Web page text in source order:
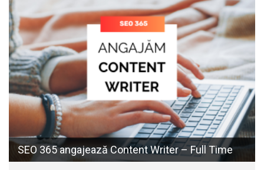
SEO 365 angajează Content Writer – Full Time